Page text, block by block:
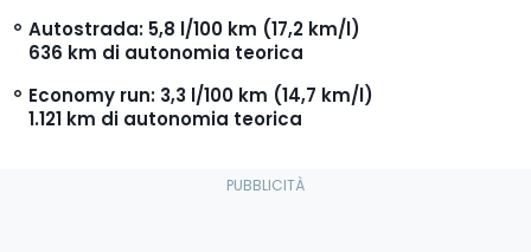
Autostrada: 5,8 l/100 km (17,2 km/l)
636 km di autonomia teorica
Economy run: 3,3 l/100 km (14,7 km/l)
1.121 km di autonomia teorica